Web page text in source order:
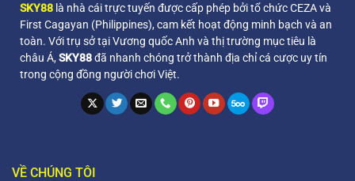
SKY88 là nhà cái trực tuyến được cấp phép bởi tổ chức CEZA và
First Cagayan (Philippines), cam kết hoạt động minh bạch và an
toàn. Với trụ sở tại Vương quốc Anh và thị trường mục tiêu là
châu Á, SKY88đã nhanh chóng trở thành địa chỉ cá cược uy tín
trong cộng đồng người chơi Việt.
VỀ CHÚNG TÔI